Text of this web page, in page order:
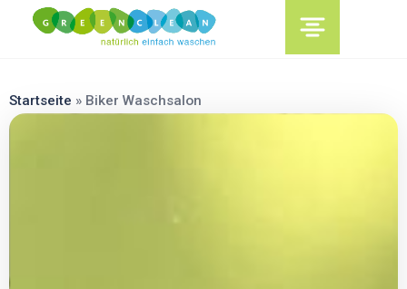
content
Startseite » Biker Waschsalon